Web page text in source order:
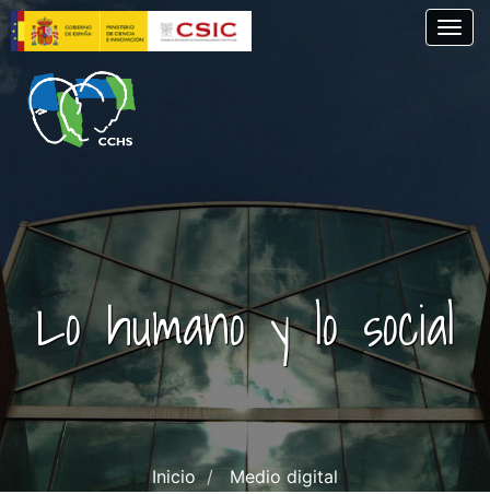
Pasar
al
contenido
principal
Lo humano y lo social
Inicio
Medio digital